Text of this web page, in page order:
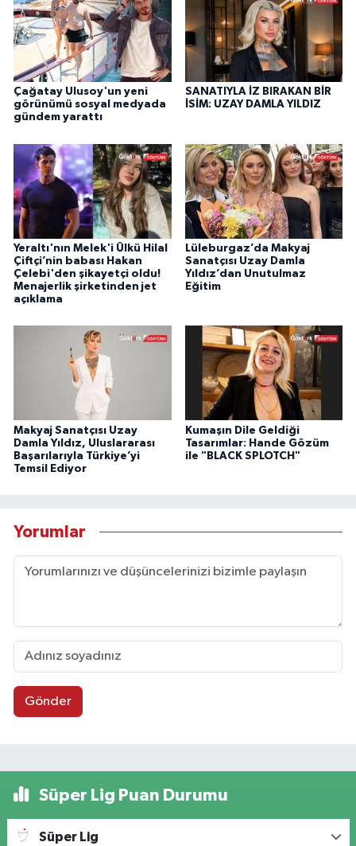
Çağatay Ulusoy'un yeni
görünümü sosyal medyada
gündem yarattı
SANATIYLA İZ BIRAKAN BİR
İSİM: UZAY DAMLA YILDIZ
Yeraltı'nın Melek'i Ülkü Hilal
Çiftçi’nin babası Hakan
Çelebi'den şikayetçi oldu!
Menajerlik şirketinden jet
açıklama
Lüleburgaz’da Makyaj
Sanatçısı Uzay Damla
Yıldız’dan Unutulmaz
Eğitim
Makyaj Sanatçısı Uzay
Damla Yıldız, Uluslararası
Başarılarıyla Türkiye’yi
Temsil Ediyor
Kumaşın Dile Geldiği
Tasarımlar: Hande Gözüm
ile "BLACK SPLOTCH"
Yorumlar
Gönder
Süper Lig Puan Durumu
Süper Lig